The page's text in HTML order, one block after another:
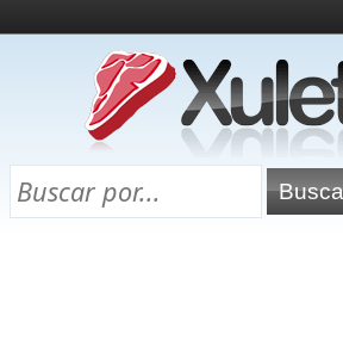
¿Qué es esto?
Directorio
Chuletas para exámenes